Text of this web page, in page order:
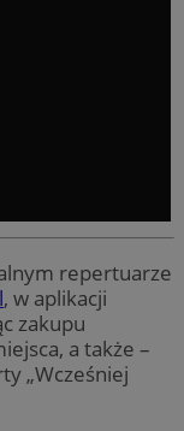
repertuarze
, w aplikacji
zakupu
a także –
„Wcześniej